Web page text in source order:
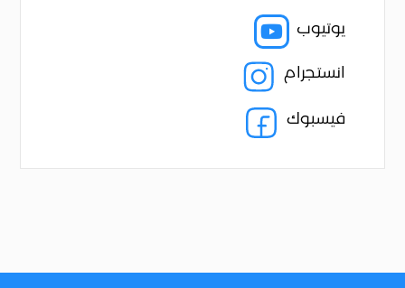
 يوتيوب
انستجرام
فيسبوك